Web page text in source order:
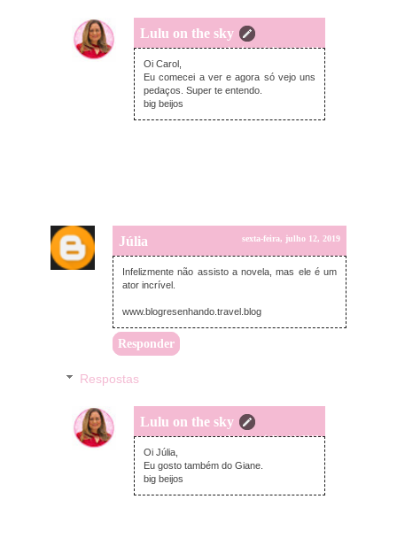
Lulu on the sky
domingo, julho 14, 2019
Oi Carol,
Eu comecei a ver e agora só vejo uns
pedaços. Super te entendo.
big beijos
Júlia sexta-feira, julho 12, 2019
Infelizmente não assisto a novela, mas ele é um
ator incrível.
www.blogresenhando.travel.blog
Responder
Respostas
Lulu on the sky
domingo, julho 14, 2019
Oi Júlia,
Eu gosto também do Giane.
big beijos